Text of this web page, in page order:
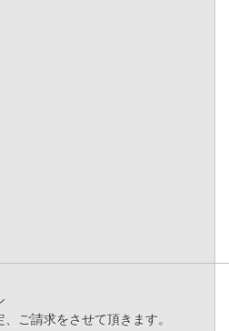
ご請求をさせて頂きます。